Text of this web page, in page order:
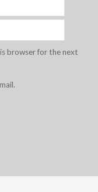
browser for the next